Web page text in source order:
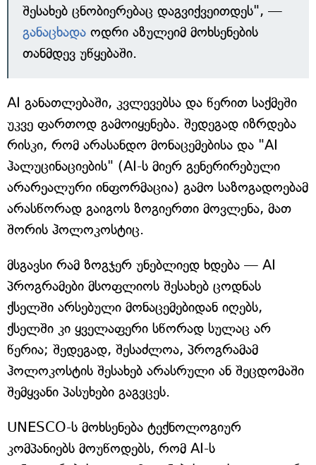
შესახებ ცნობიერებაც დაგვიქვეითდეს", —
განაცხადა ოდრი აზულეიმ მოხსენების
თანმდევ უწყებაში.
AI განათლებაში, კვლევებსა და წერით საქმეში
უკვე ფართოდ გამოიყენება. შედეგად იზრდება
რისკი, რომ არასანდო მონაცემებისა და "AI
ჰალუცინაციების" (AI-ს მიერ გენერირებული
არარეალური ინფორმაცია) გამო საზოგადოებამ
არასწორად გაიგოს ზოგიერთი მოვლენა, მათ
შორის ჰოლოკოსტიც.
მსგავსი რამ ზოგჯერ უნებლიედ ხდება — AI
პროგრამები მსოფლიოს შესახებ ცოდნას
ქსელში არსებული მონაცემებიდან იღებს,
ქსელში კი ყველაფერი სწორად სულაც არ
წერია; შედეგად, შესაძლოა, პროგრამამ
ჰოლოკოსტის შესახებ არასრული ან შეცდომაში
შემყვანი პასუხები გაგვცეს.
UNESCO-ს მოხსენება ტექნოლოგიურ
კომპანიებს მოუწოდებს, რომ AI-ს